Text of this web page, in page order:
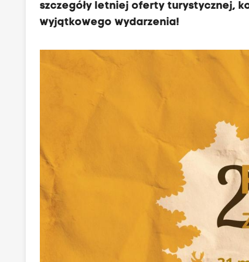
szczegóły letniej oferty turystycznej,
wyjątkowego wydarzenia!